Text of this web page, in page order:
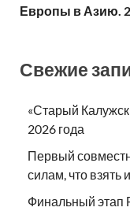
Европы в Азию.
Свежие
«Старый
2026 года
Первый
силам, что взять
Финальный этап